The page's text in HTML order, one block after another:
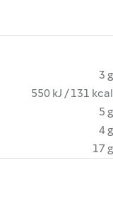
3 g
550 kJ / 131 kcal
5 g
4 g
17 g